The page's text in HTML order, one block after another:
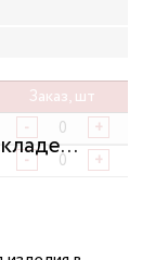
Заказ, шт
- +
- +